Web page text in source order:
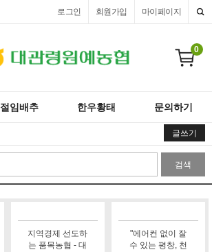
마이페이지
회원가입
로그인
0
절임배추 한우황태 문의하기
글쓰기
검색
지역경제 선도하
는 품목농협 - 대
"에어컨 없이 잘
수 있는 평창, 천